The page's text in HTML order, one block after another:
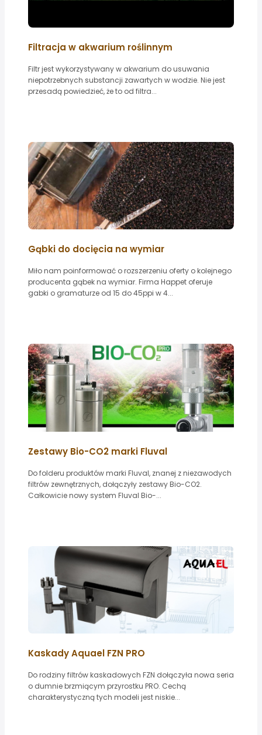
Filtracja w akwarium roślinnym
Filtr jest wykorzystywany w akwarium do usuwania
niepotrzebnych substancji zawartych w wodzie. Nie jest
przesadą powiedzieć, że to od filtra...
Gąbki do docięcia na wymiar
Miło nam poinformować o rozszerzeniu oferty o kolejnego
producenta gąbek na wymiar. Firma Happet oferuje
gabki o gramaturze od 15 do 45ppi w 4...
Zestawy Bio-CO2 marki Fluval
Do folderu produktów marki Fluval, znanej z niezawodych
filtrów zewnętrznych, dołączyły zestawy Bio-CO2.
Całkowicie nowy system Fluval Bio-...
Kaskady Aquael FZN PRO
Do rodziny filtrów kaskadowych FZN dołączyła nowa seria
o dumnie brzmiącym przyrostku PRO. Cechą
charakterystyczną tych modeli jest niskie...